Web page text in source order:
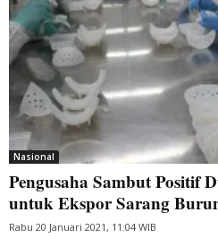
Nasional
Pengusaha Sambut Positif
untuk Ekspor Sarang
Rabu 20 Januari 2021, 11:04 WIB